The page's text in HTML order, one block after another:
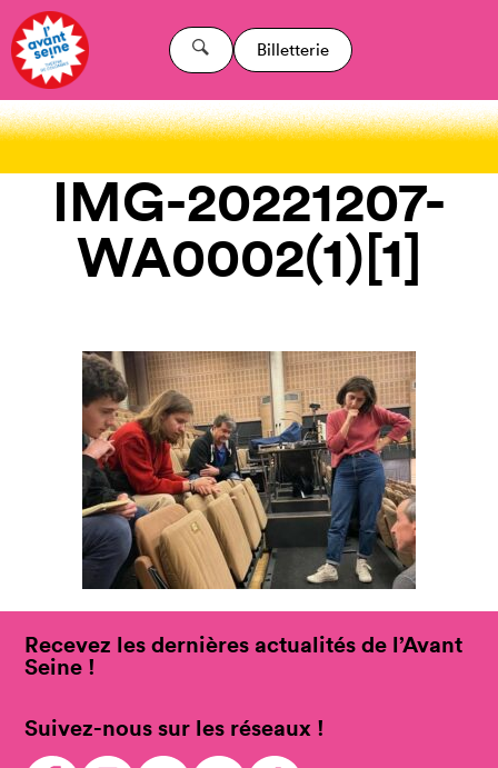
Billetterie
IMG-20221207-
WA0002(1)[1]
Recevez les dernières actualités de l’Avant
Seine !
Suivez-nous sur les réseaux !